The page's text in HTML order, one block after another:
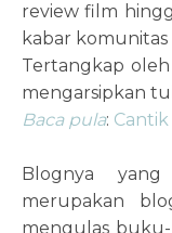
review film
kabar
Tertangkap
mengarsipkan
Baca pula:
Blognya
merupakan
mengulas buku-